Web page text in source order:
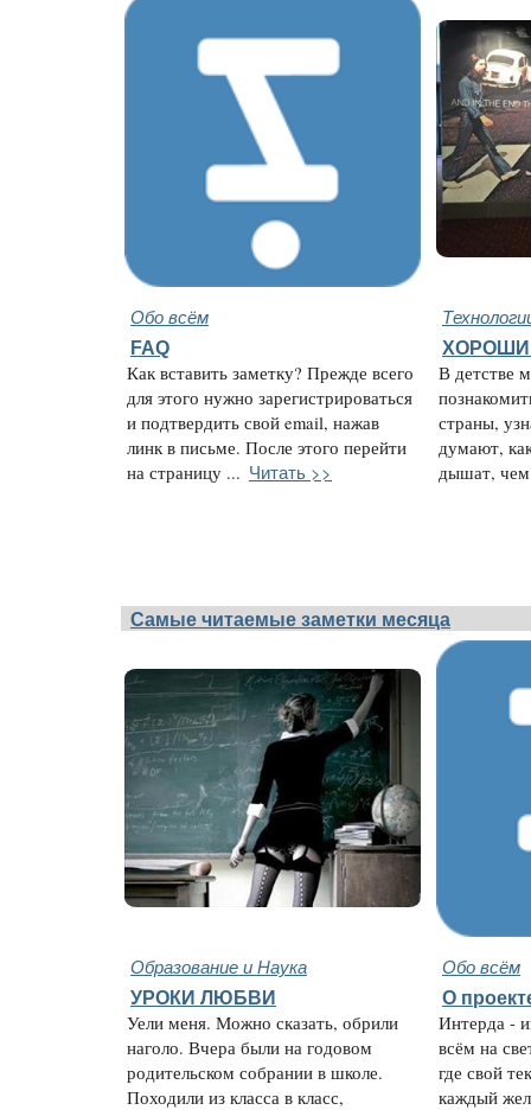
Обо всём
FAQ
Как вставить заметку? Прежде всего
для этого нужно зарегистрироваться
и подтвердить свой email, нажав
линк в письме. После этого перейти
на страницу ... Читать >>
В детстве
страны,
думают,
дышат,
Самые читаемые заметки месяца
Образование и Наука Обо всём
УРОКИ ЛЮБВИ
Уели меня. Можно сказать, обрили
наголо. Вчера были на годовом
родительском собрании в школе.
Походили из класса в класс,
О
Интерда -
всём на
где свой
каждый